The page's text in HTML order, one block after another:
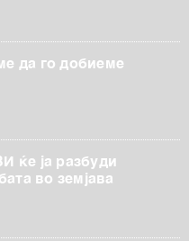
да го добиеме
ќе ја разбуди
во земјава